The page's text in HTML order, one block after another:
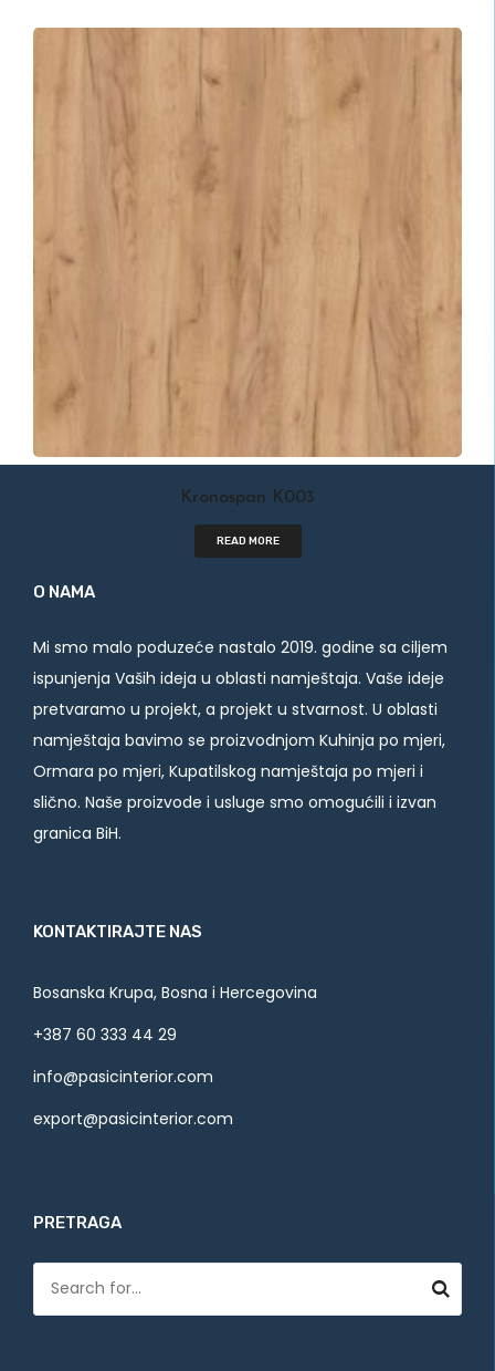
Kronospan K003
READ MORE
O NAMA
Mi smo malo poduzeće nastalo 2019. godine sa ciljem
ispunjenja Vaših ideja u oblasti namještaja. Vaše ideje
pretvaramo u projekt, a projekt u stvarnost. U oblasti
namještaja bavimo se proizvodnjom Kuhinja po mjeri,
Ormara po mjeri, Kupatilskog namještaja po mjeri i
slično. Naše proizvode i usluge smo omogućili i izvan
granica BiH.
KONTAKTIRAJTE NAS
Bosanska Krupa, Bosna i Hercegovina
+387 60 333 44 29
info@pasicinterior.com
export@pasicinterior.com
PRETRAGA